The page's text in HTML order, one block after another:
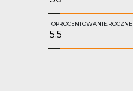
OPROCENTOWANIE.ROCZNE